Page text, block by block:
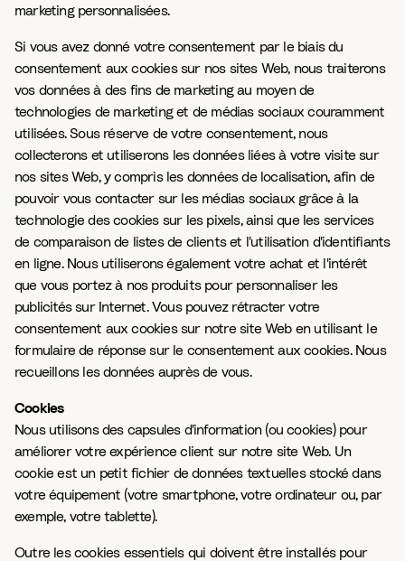
marketing personnalisées.
Si vous avez donné votre consentement par le biais du
consentement aux cookies sur nos sites Web, nous traiterons
vos données à des fins de marketing au moyen de
technologies de marketing et de médias sociaux couramment
utilisées. Sous réserve de votre consentement, nous
collecterons et utiliserons les données liées à votre visite sur
nos sites Web, y compris les données de localisation, afin de
pouvoir vous contacter sur les médias sociaux grâce à la
technologie des cookies sur les pixels, ainsi que les services
de comparaison de listes de clients et l'utilisation d'identifiants
en ligne. Nous utiliserons également votre achat et l'intérêt
que vous portez à nos produits pour personnaliser les
publicités sur Internet. Vous pouvez rétracter votre
consentement aux cookies sur notre site Web en utilisant le
formulaire de réponse sur le consentement aux cookies. Nous
recueillons les données auprès de vous.
Cookies
Nous utilisons des capsules d'information (ou cookies) pour
améliorer votre expérience client sur notre site Web. Un
cookie est un petit fichier de données textuelles stocké dans
votre équipement (votre smartphone, votre ordinateur ou, par
exemple, votre tablette).
Outre les cookies essentiels qui doivent être installés pour